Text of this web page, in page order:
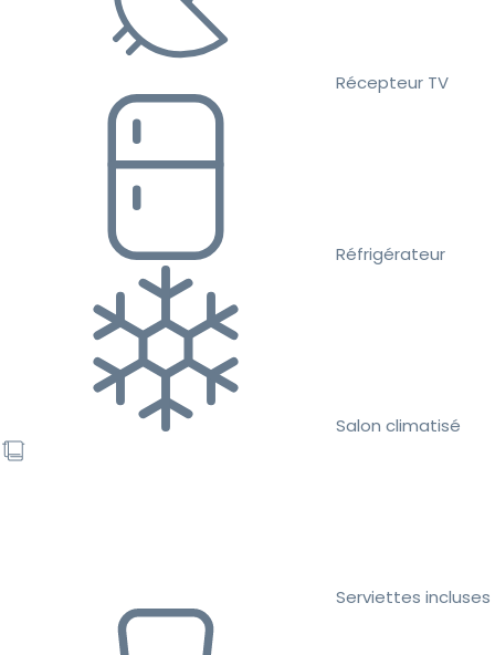
Récepteur TV
Réfrigérateur
Salon climatisé
Serviettes incluses